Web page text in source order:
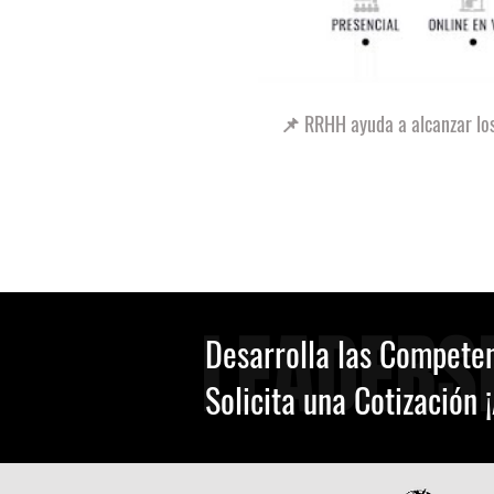
📌 RRHH ayuda a alcanzar
Desarrolla las
Solicita una Cotización